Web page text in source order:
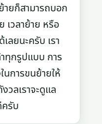
ายก็สามารถบอก
เวลาย้าย หรือ
เลยนะครับ เรา
ทุกรูปแบบ การ
นการขนย้ายให้
วลเราจะดูแล
รับ